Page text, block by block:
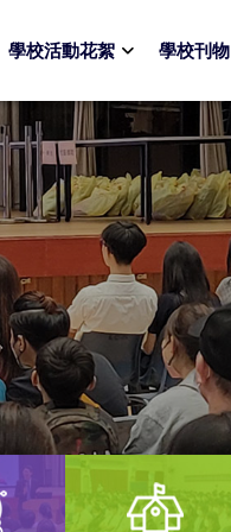
學校活動花絮 學校刊物